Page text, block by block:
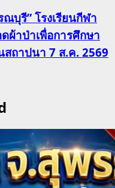
บุรี” โรงเรียนกีฬา
ผ้าป่าเพื่อการศึกษา
ถาปนา 7 ส.ค. 2569